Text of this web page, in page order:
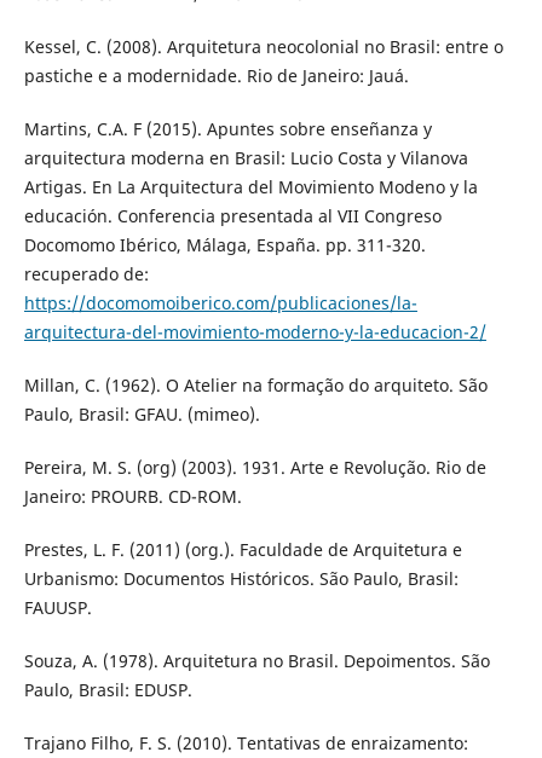
Kessel, C. (2008). Arquitetura neocolonial no Brasil: entre o
pastiche e a modernidade. Rio de Janeiro: Jauá.
Martins, C.A. F (2015). Apuntes sobre enseñanza y
arquitectura moderna en Brasil: Lucio Costa y Vilanova
Artigas. En La Arquitectura del Movimiento Modeno y la
educación. Conferencia presentada al VII Congreso
Docomomo Ibérico, Málaga, España. pp. 311-320.
recuperado de:
https://docomomoiberico.com/publicaciones/la-
arquitectura-del-movimiento-moderno-y-la-educacion-2/
Millan, C. (1962). O Atelier na formação do arquiteto. São
Paulo, Brasil: GFAU. (mimeo).
Pereira, M. S. (org) (2003). 1931. Arte e Revolução. Rio de
Janeiro: PROURB. CD-ROM.
Prestes, L. F. (2011) (org.). Faculdade de Arquitetura e
Urbanismo: Documentos Históricos. São Paulo, Brasil:
FAUUSP.
Souza, A. (1978). Arquitetura no Brasil. Depoimentos. São
Paulo, Brasil: EDUSP.
Trajano Filho, F. S. (2010). Tentativas de enraizamento: